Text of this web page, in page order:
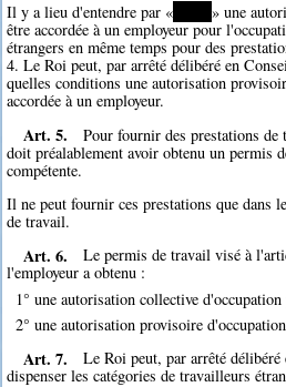
Il y a lieu d'entendre par « *****» une
être accordée à un employeur pour
étrangers en même temps pour des
4. Le Roi peut, par arrêté délibéré en
quelles conditions une autorisation
accordée à un employeur.
Art. 5.
Pour fournir des prestations
doit préalablement avoir obtenu un permis
compétente.
Il ne peut fournir ces prestations que dans
de travail.
Art. 6.
Le permis de travail visé à
l'employeur a obtenu :
1° une autorisation collective
2° une autorisation provisoire
Art. 7.
Le Roi peut, par arrêté
dispenser les catégories de travailleurs